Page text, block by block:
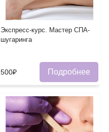
Экспресс-курс. Мастер СПА-
шугаринга
500₽ Подробнее